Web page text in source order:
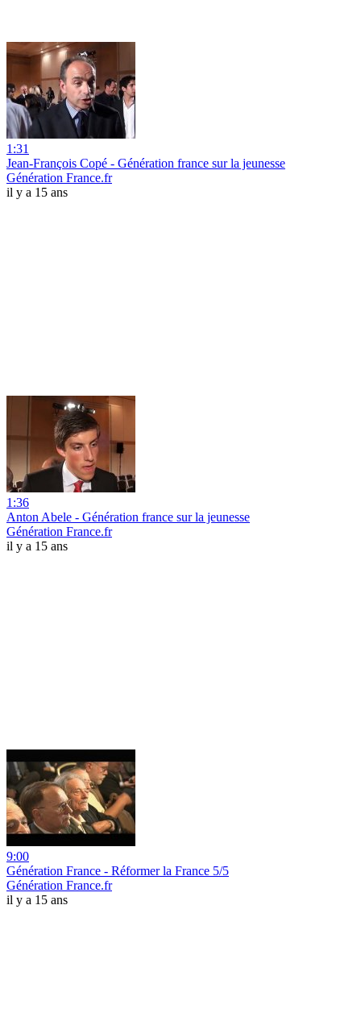
1:31
Jean-François Copé - Génération france sur la jeunesse
Génération France.fr
il y a 15 ans
1:36
Anton Abele - Génération france sur la jeunesse
Génération France.fr
il y a 15 ans
9:00
Génération France - Réformer la France 5/5
Génération France.fr
il y a 15 ans